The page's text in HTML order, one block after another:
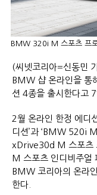
BMW 320i M 스포츠 프
(씨넷코리아=신동민
BMW 샵 온라인을 통
션 4종을 출시한다고 7
2월 온라인 한정 에디
디션’과 ‘BMW 520i
xDrive30d M 스포츠
M 스포츠 인디비주얼
BMW 코리아의 온라
한다.